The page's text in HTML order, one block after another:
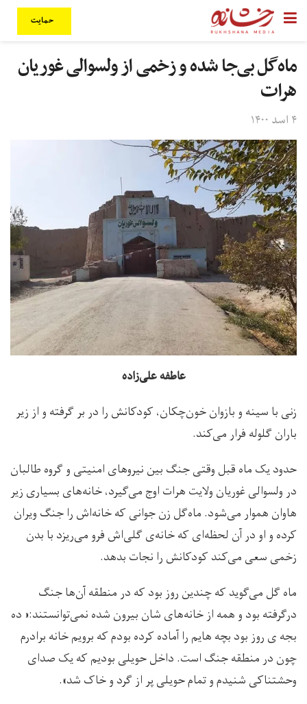
حمایت
ماه‌گل بی‌جا شده و زخمی از ولسوالی غوریان
هرات
۴ اسد ۱۴۰۰
عاطفه علی‌زاده
زنی با سینه و بازوان خون‌چکان، کودکانش را در بر گرفته و از زیر
باران گلوله‌ فرار می‌کند.
حدود یک ماه قبل وقتی جنگ بین نیروهای امنیتی و گروه طالبان
در ولسوالی غوریان ولایت هرات اوج می‌گیرد، خانه‌های بسیاری زیر
هاوان هموار می‌شود. ماه‌گل زن جوانی که خانه‌اش را جنگ ویران
کرده و او در آن لحظه‌ای که خانه‌ی گلی‌اش فرو می‌ریزد با بدن
زخمی سعی می‌کند کودکانش را نجات بدهد.
ماه گل می‌گوید که چندین روز بود که در منطقه آن‌ها جنگ
درگرفته بود و همه از خانه‌های شان بیرون شده نمی‌توانستند:« ده
بجه ی روز بود بچه هایم را آماده کرده بودم که برویم خانه برادرم
چون در منطقه جنگ است. داخل حویلی بودیم که یک صدای
وحشتناکی شنیدم و تمام حویلی پر از گرد و خاک شد».